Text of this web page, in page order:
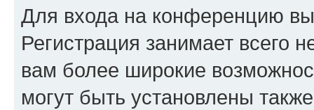
Для входа на конференцию
Регистрация занимает всего
вам более широкие
могут быть установлены